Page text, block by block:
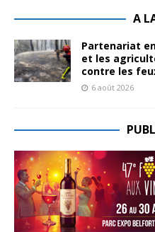
A
Partenariat
et les
contre les
6 août 2026